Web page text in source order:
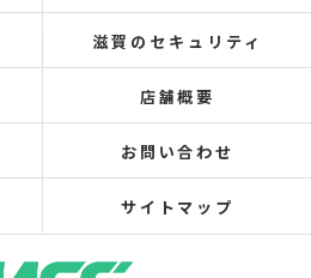
滋賀のセキュリティ
店舗概要
お問い合わせ
サイトマップ